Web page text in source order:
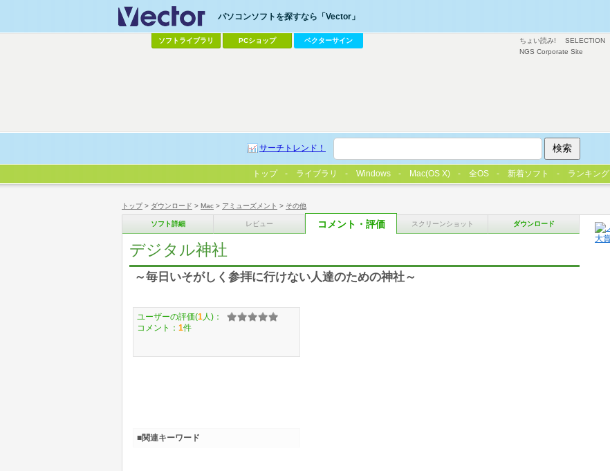
トップ> ダウンロード > Mac > アミューズメント > その他
ソフト詳細 レビュー コメント・評価 スクリーンショット ダウンロード
デジタル神社
～毎日いそがしく参拝に行けない人達のための神社～
ユーザーの評価(1 人)：
コメント： 1件
■関連キーワード
ちょい読み! SELECTION
NGS Corporate Site
パソコンソフトを探すなら「Vector」
ソフトライブラリ PCショップ ベクターサイン
サーチトレンド！
トップ ライブラリ Windows Mac(OS X) 全OS 新着ソフト ランキング